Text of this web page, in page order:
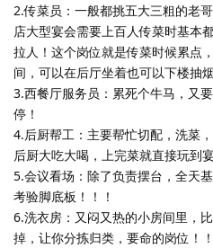
2.传菜员：一般都挑五大三粗的老
店大型宴会需要上百人传菜时基本
拉人！这个岗位就是传菜时候累点
间，可以在后厅坐着也可以下楼抽
3.西餐厅服务员：累死个牛马，又
停！
4.后厨帮工：主要帮忙切配，洗菜
后厨大吃大喝，上完菜就直接玩到
5.会议看场：除了负责摆台，全天
考验脚底板！！！
6.洗衣房：又闷又热的小房间里，
掉，让你分拣归类，要命的岗位！！